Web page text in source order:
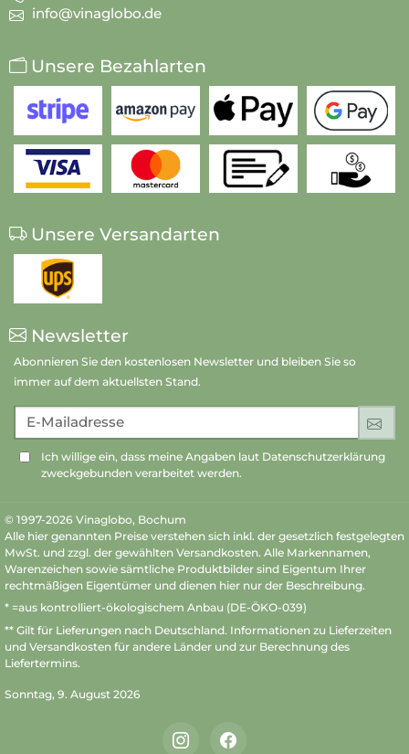
info@vinaglobo.de
Unsere Bezahlarten
Unsere Versandarten
Newsletter
Abonnieren Sie den kostenlosen Newsletter und bleiben Sie so
immer auf dem aktuellsten Stand.
E-Mailadresse
Ich willige ein, dass meine Angaben laut Datenschutzerklärung
zweckgebunden verarbeitet werden.
© 1997-2026 Vinaglobo, Bochum
Alle hier genannten Preise verstehen sich inkl. der gesetzlich festgelegten
MwSt. und zzgl. der gewählten Versandkosten. Alle Markennamen,
Warenzeichen sowie sämtliche Produktbilder sind Eigentum Ihrer
rechtmäßigen Eigentümer und dienen hier nur der Beschreibung.
* =aus kontrolliert-ökologischem Anbau (DE-ÖKO-039)
** Gilt für Lieferungen nach Deutschland. Informationen zu Lieferzeiten
und Versandkosten für andere Länder und zur Berechnung des
Liefertermins.
Sonntag, 9. August 2026
InstagramFacebook